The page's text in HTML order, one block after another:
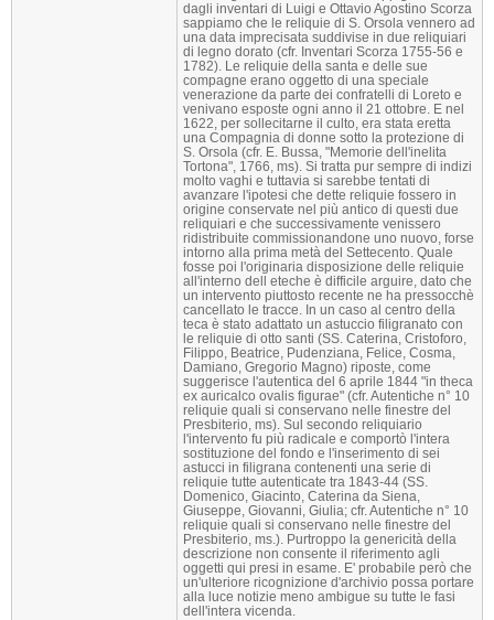
dagli inventari di Luigi e Ottavio Agostino Scorza
sappiamo che le reliquie di S. Orsola vennero ad
una data imprecisata suddivise in due reliquiari
di legno dorato (cfr. Inventari Scorza 1755-56 e
1782). Le reliquie della santa e delle sue
compagne erano oggetto di una speciale
venerazione da parte dei confratelli di Loreto e
venivano esposte ogni anno il 21 ottobre. E nel
1622, per sollecitarne il culto, era stata eretta
una Compagnia di donne sotto la protezione di
S. Orsola (cfr. E. Bussa, "Memorie dell'inelita
Tortona", 1766, ms). Si tratta pur sempre di indizi
molto vaghi e tuttavia si sarebbe tentati di
avanzare l'ipotesi che dette reliquie fossero in
origine conservate nel più antico di questi due
reliquiari e che successivamente venissero
ridistribuite commissionandone uno nuovo, forse
intorno alla prima metà del Settecento. Quale
fosse poi l'originaria disposizione delle reliquie
all'interno dell eteche è difficile arguire, dato che
un intervento piuttosto recente ne ha pressocchè
cancellato le tracce. In un caso al centro della
teca è stato adattato un astuccio filigranato con
le reliquie di otto santi (SS. Caterina, Cristoforo,
Filippo, Beatrice, Pudenziana, Felice, Cosma,
Damiano, Gregorio Magno) riposte, come
suggerisce l'autentica del 6 aprile 1844 "in theca
ex auricalco ovalis figurae" (cfr. Autentiche n° 10
reliquie quali si conservano nelle finestre del
Presbiterio, ms). Sul secondo reliquiario
l'intervento fu più radicale e comportò l'intera
sostituzione del fondo e l'inserimento di sei
astucci in filigrana contenenti una serie di
reliquie tutte autenticate tra 1843-44 (SS.
Domenico, Giacinto, Caterina da Siena,
Giuseppe, Giovanni, Giulia; cfr. Autentiche n° 10
reliquie quali si conservano nelle finestre del
Presbiterio, ms.). Purtroppo la genericità della
descrizione non consente il riferimento agli
oggetti qui presi in esame. E' probabile però che
un'ulteriore ricognizione d'archivio possa portare
alla luce notizie meno ambigue su tutte le fasi
dell'intera vicenda.